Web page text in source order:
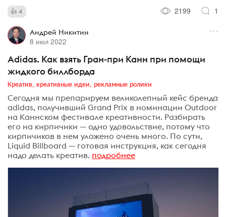
4 2199 1
Андрей Никитин
8 июл 2022
Adidas. Как взять Гран-при Канн при помощи
жидкого биллборда
Креатив, креативные идеи, рекламные ролики
Сегодня мы препарируем великолепный кейс бренда
adidas, получивший Grand Prix в номинации Outdoor
на Каннском фестивале креативности. Разбирать
его на кирпичики — одно удовольствие, потому что
кирпичиков в нем уложено очень много. По сути,
Liquid Billboard — готовая инструкция, как сегодня
надо делать креатив. подробнее